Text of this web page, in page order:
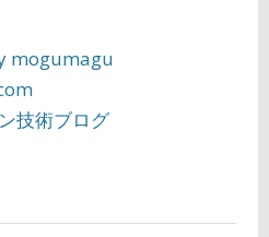
mogumagu
技術ブログ